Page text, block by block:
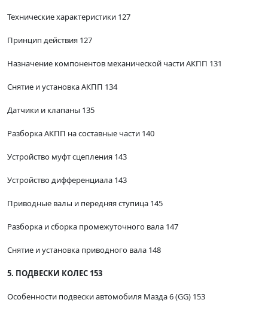
Технические характеристики 127
Принцип действия 127
Назначение компонентов механической части АКПП 131
Снятие и установка АКПП 134
Датчики и клапаны 135
Разборка АКПП на составные части 140
Устройство муфт сцепления 143
Устройство дифференциала 143
Приводные валы и передняя ступица 145
Разборка и сборка промежуточного вала 147
Снятие и установка приводного вала 148
5. ПОДВЕСКИ КОЛЕС 153
Особенности подвески автомобиля Мазда 6 (GG) 153